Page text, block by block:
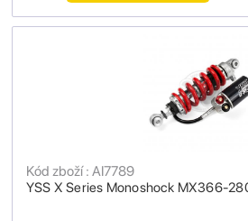
YSS X Series Monoshock MX366-
Kód zboží : AI7789